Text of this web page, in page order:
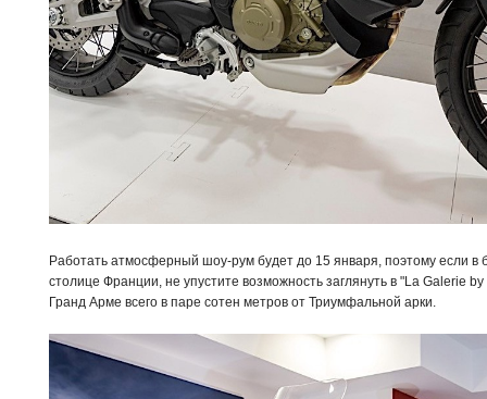
Работать атмосферный шоу-рум будет до 15 января, поэтому если в
столице Франции, не упустите возможность заглянуть в "La Galerie
Гранд Арме всего в паре сотен метров от Триумфальной арки.